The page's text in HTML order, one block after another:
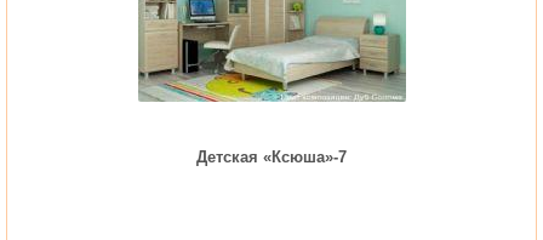
Детская «Ксюша»-7